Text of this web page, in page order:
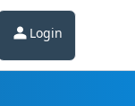
Login